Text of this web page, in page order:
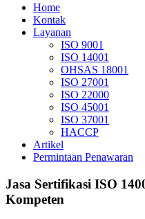
Home
Kontak
Layanan
ISO 9001
ISO 14001
OHSAS 18001
ISO 27001
ISO 22000
ISO 45001
ISO 37001
HACCP
Artikel
Permintaan Penawaran
Jasa Sertifikasi ISO
Kompeten